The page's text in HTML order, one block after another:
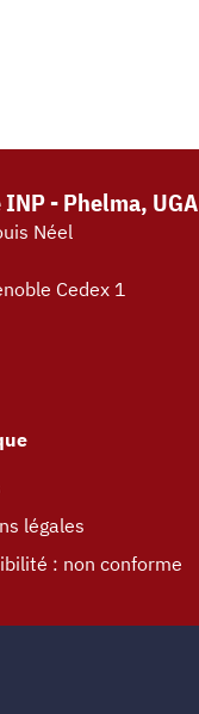
- Phelma, UGA
Néel
Cedex 1
légales
: non conforme